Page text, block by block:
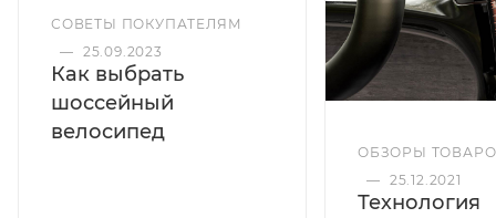
СОВЕТЫ ПОКУПАТЕЛЯМ
— 25.09.2023
Как выбрать
шоссейный
велосипед
ОБЗОРЫ
— 25.12.2021
Технология